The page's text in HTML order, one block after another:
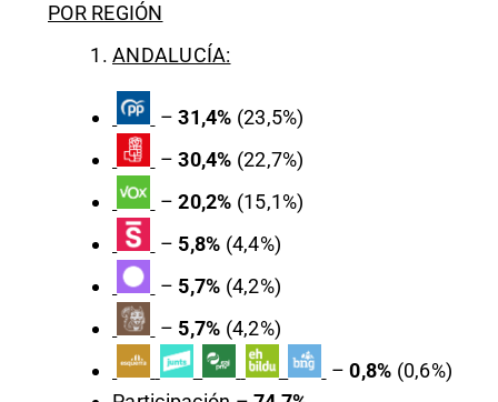
POR REGIÓN
ANDALUCÍA:
–31,4% (23,5%)
–30,4% (22,7%)
–20,2% (15,1%)
– 5,8% (4,4%)
– 5,7% (4,2%)
– 5,7% (4,2%)
–0,8% (0,6%)